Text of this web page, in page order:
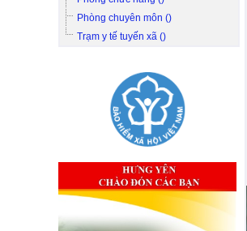
Phòng chuyên môn ()
Trạm y tế tuyến xã ()